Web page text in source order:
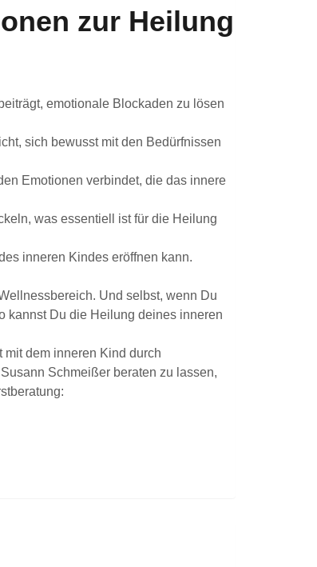
zur Heilung
emotionale Blockaden zu lösen
sich bewusst mit den Bedürfnissen
Emotionen verbindet, die das innere
was essentiell ist für die Heilung
inneren Kindes eröffnen kann.
Und selbst, wenn Du
kannst Du die Heilung deines inneren
dem inneren Kind durch
Schmeißer beraten zu lassen,